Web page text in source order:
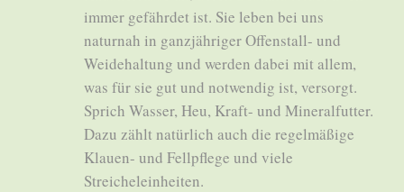
immer gefährdet ist. Sie leben bei uns
naturnah in ganzjähriger Offenstall- und
Weidehaltung und werden dabei mit allem,
was für sie gut und notwendig ist, versorgt.
Sprich Wasser, Heu, Kraft- und Mineralfutter.
Dazu zählt natürlich auch die regelmäßige
Klauen- und Fellpflege und viele
Streicheleinheiten.